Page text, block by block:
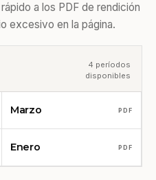
a los PDF de rendición
excesivo en la página.
4 períodos
disponibles
Marzo PDF
Enero PDF